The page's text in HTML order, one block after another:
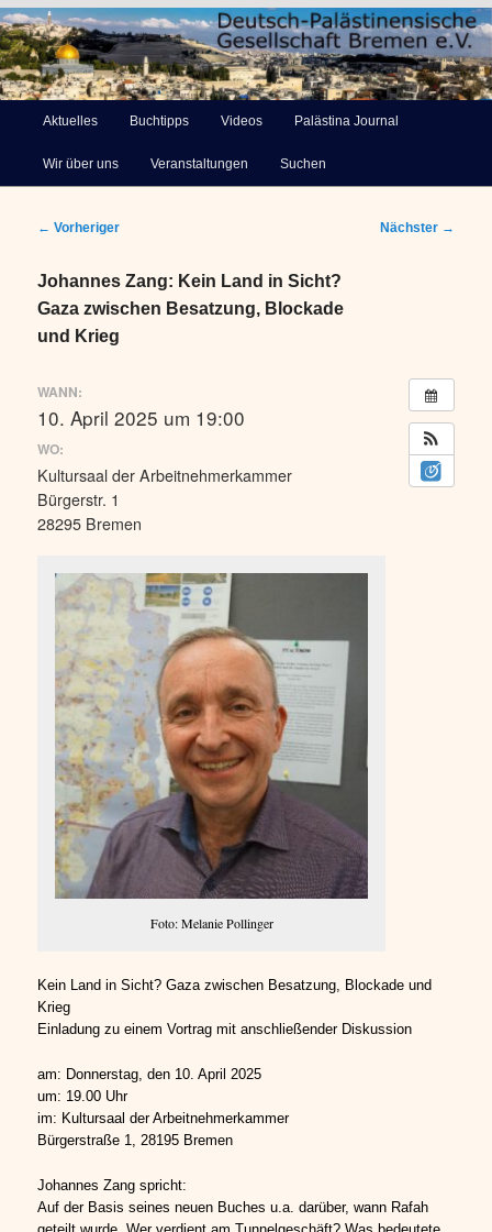
Deutsch-Palästinensische
Zum
primären
Aktuelles Buchtipps Videos Palästina Journal
Wir über uns Veranstaltungen Suchen
Beitragsnavigation
← Vorheriger Nächster →
Johannes Zang: Kein Land in Sicht?
Gaza zwischen Besatzung, Blockade
und Krieg
WANN:
10. April 2025 um 19:00
WO:
Kultursaal der Arbeitnehmerkammer
Bürgerstr. 1
28295 Bremen
Foto: Melanie Pollinger
Kein Land in Sicht? Gaza zwischen Besatzung, Blockade und
Krieg
Einladung zu einem Vortrag mit anschließender Diskussion
am: Donnerstag, den 10. April 2025
um: 19.00 Uhr
im: Kultursaal der Arbeitnehmerkammer
Bürgerstraße 1, 28195 Bremen
Johannes Zang spricht:
Auf der Basis seines neuen Buches u.a. darüber, wann Rafah